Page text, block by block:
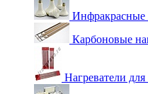
Карбоновые
Нагреватели